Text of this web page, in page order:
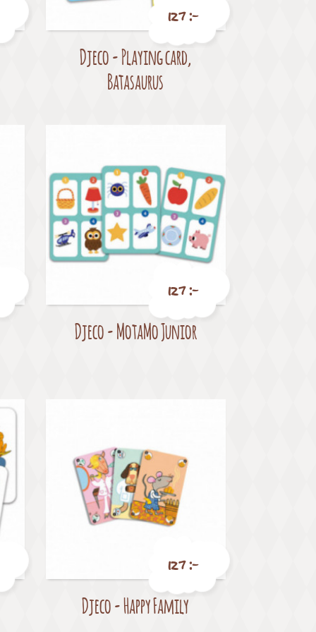
Pris
127 :-
Djeco - Playing card,
Batasaurus
Pris
127 :-
Djeco - MotaMo Junior
Pris
127 :-
Djeco - Happy Family